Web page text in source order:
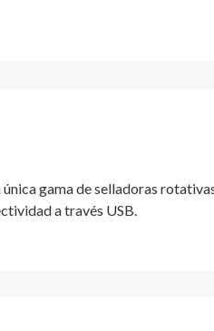
única gama de selladoras
a través USB.